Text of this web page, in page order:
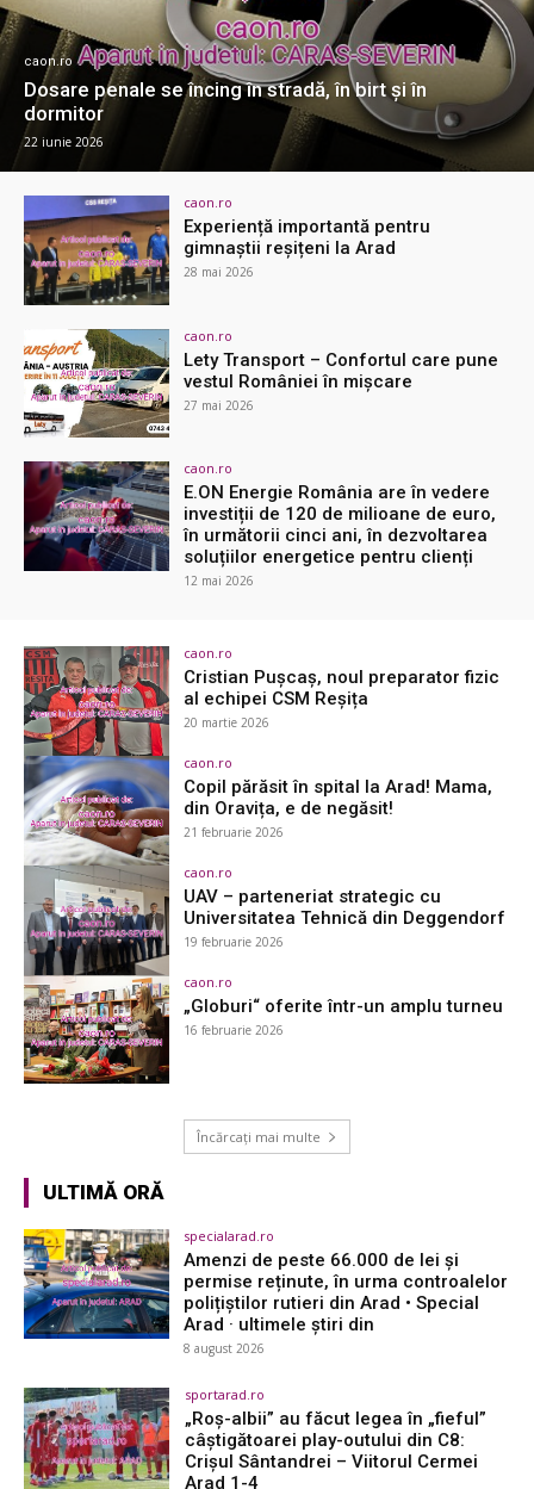
caon.ro
Dosare penale se încing în stradă, în birt și în
dormitor
22 iunie 2026
caon.ro
Experiență importantă pentru
gimnaștii reșițeni la Arad
28 mai 2026
caon.ro
Lety Transport – Confortul care pune
vestul României în mișcare
27 mai 2026
caon.ro
E.ON Energie România are în vedere
investiții de 120 de milioane de euro,
în următorii cinci ani, în dezvoltarea
soluțiilor energetice pentru clienți
12 mai 2026
caon.ro
Cristian Pușcaș, noul preparator fizic
al echipei CSM Reșița
20 martie 2026
caon.ro
Copil părăsit în spital la Arad! Mama,
din Oravița, e de negăsit!
21 februarie 2026
caon.ro
UAV – parteneriat strategic cu
Universitatea Tehnică din Deggendorf
19 februarie 2026
caon.ro
„Globuri“ oferite într-un amplu turneu
16 februarie 2026
Încărcați mai multe
ULTIMĂ ORĂ
specialarad.ro
Amenzi de peste 66.000 de lei și
permise reținute, în urma controalelor
polițiștilor rutieri din Arad • Special
Arad · ultimele știri din
8 august 2026
sportarad.ro
„Roș-albii” au făcut legea în „fieful”
câștigătoarei play-outului din C8:
Crișul Sântandrei – Viitorul Cermei
Arad 1-4